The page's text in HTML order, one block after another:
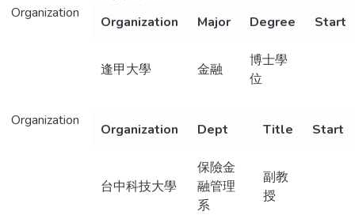
Organization
Organization Major Degree Start
逢甲大學 金融
博士學
位
Organization
Organization Dept Title Start
台中科技大學
保險金
融管理
系
副教
授